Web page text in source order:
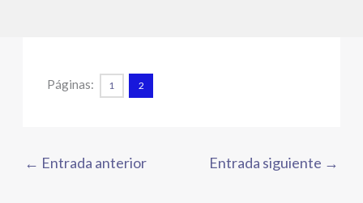
Páginas: 1 2
← Entrada anterior Entrada siguiente →